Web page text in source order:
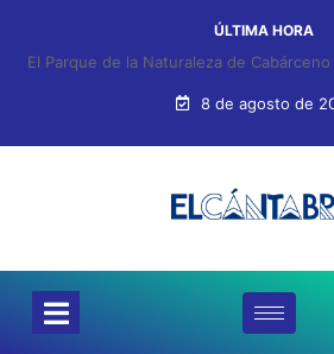
ÚLTIMA HORA
El Parque de la Naturaleza de
Nacional de Pintura al
8 de agosto de